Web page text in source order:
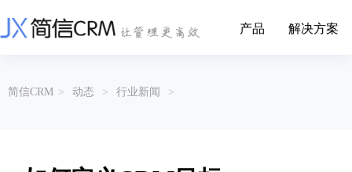
产品 解决方案
挖现有客户价值以及开发更多新...
帮助文档
产品功能
关于简信
用户协议
简信CRM > 动态 > 行业新闻 >